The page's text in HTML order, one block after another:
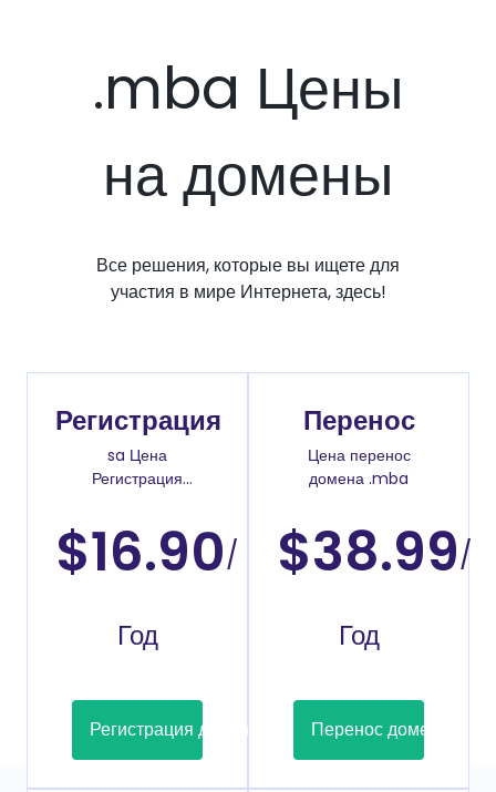
.mba Цены
на домены
Все решения, которые вы ищете для
участия в мире Интернета, здесь!
Регистрация
sa Цена
Регистрация
$16.90/
Год
Регистрация домена
Перенос
Цена перенос
домена .mba
$38.99/
Год
Перенос домена